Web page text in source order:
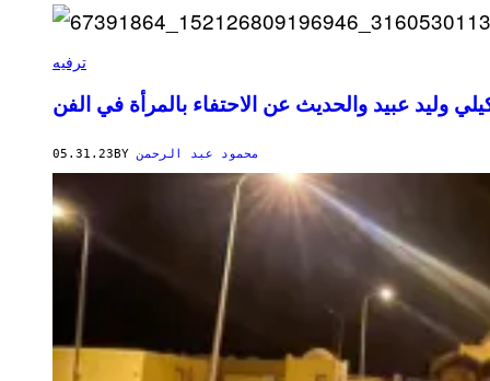
ترفيه
وليد عبيد والحديث عن الاحتفاء بالمرأة في الفن
05.31.23BY محمود عبد الرحمن